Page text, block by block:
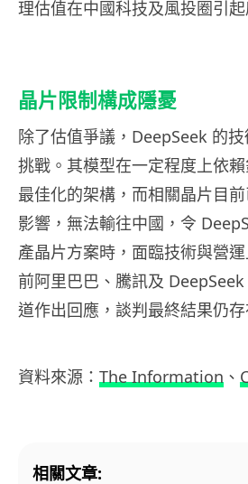
理估值在中國科技及風投圈引起
晶片限制構成隱憂
除了估值爭議，DeepSeek 的
挑戰。其模型在一定程度上依
最佳化的架構，而相關晶片目
影響，無法輸往中國，令
產晶片方案時，面臨技術與營
前阿里巴巴、騰訊及
道作出回應，談判最終結果仍存
資料來源： The Information 、
相關文章: